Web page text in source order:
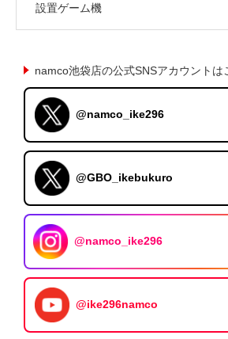
設置ゲーム機
namco池袋店の公式SNSアカウントは
@namco_ike296
@GBO_ikebukuro
@namco_ike296
@ike296namco